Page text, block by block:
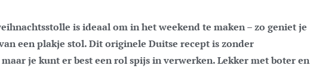
een plakje stol. Dit originele Duitse recept is zonder
je kunt er best een rol spijs in verwerken. Lekker met boter en